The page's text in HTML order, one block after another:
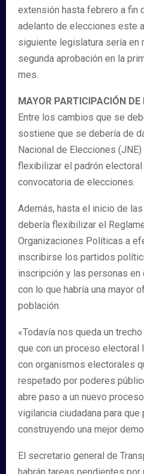
extensión hasta febrero a fin
adelanto de elecciones este
siguiente legislatura sería en
segunda aprobación en la
mes.
MAYOR PARTICIPACIÓN DE
Entre los cambios que se
sostiene que se debería de
Nacional de Elecciones
flexibilizar el padrón electoral
convocatoria de elecciones.
Además, hasta el inicio de
debería flexibilizar el
Organizaciones Políticas a
inscribirse los partidos
inscripción y las personas
con lo que habría una mayor
población.
«Todavía nos queda un
que con un proceso electoral
con organismos electorales
respetado por poderes
abre paso a un nuevo
vigilancia ciudadana para
construyendo una mejor
El secretario general de